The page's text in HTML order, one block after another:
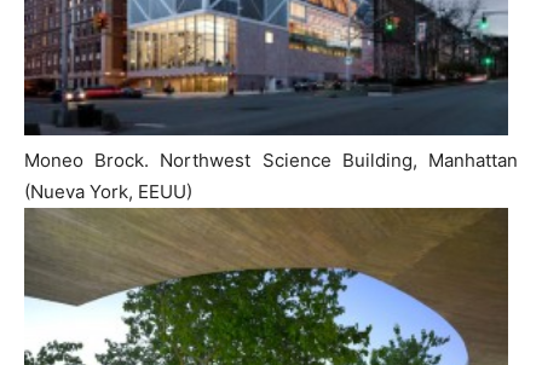
Moneo Brock. Northwest Science Building, Manhattan
(Nueva York, EEUU)